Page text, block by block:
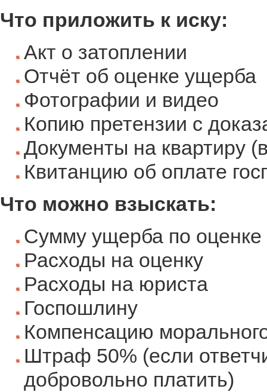
Что приложить к иску:
Акт о затоплении
Отчёт об оценке ущерба
Фотографии и видео
Копию претензии с
Документы на квартиру
Квитанцию об оплате
Что можно взыскать:
Сумму ущерба по оценке
Расходы на оценку
Расходы на юриста
Госпошлину
Компенсацию
Штраф 50% (если
добровольно платить)